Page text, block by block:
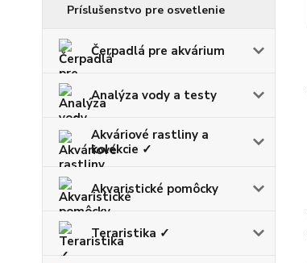
Príslušenstvo pre osvetlenie
Čerpadlá pre akvárium
Analýza vody a testy
Akváriové rastliny a
kolekcie ✓
Akvaristické pomôcky
Teraristika ✓